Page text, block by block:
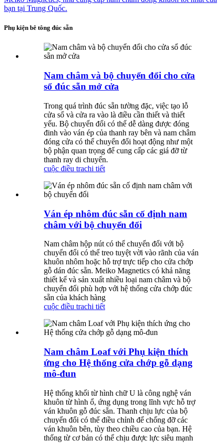
Phụ kiện bê tông đúc sẵn
Nam châm và bộ chuyển đổi cho cửa
sổ đúc sẵn mở cửa
Trong quá trình đúc sẵn tường đặc, việc tạo lỗ
cửa sổ và cửa ra vào là điều cần thiết và thiết
yếu. Bộ chuyển đổi có thể dễ dàng được đóng
đinh vào ván ép của thanh ray bên và nam châm
đóng cửa có thể chuyển đổi hoạt động như một
bộ phận quan trọng để cung cấp các giá đỡ từ
thanh ray di chuyển.
cuộc điều trachi tiết
Ván ép nhôm đúc sẵn cố định nam
châm với bộ chuyển đổi
Nam châm hộp nút có thể chuyển đổi với bộ
chuyển đổi có thể treo tuyệt vời vào rãnh của ván
khuôn nhôm hoặc hỗ trợ trực tiếp cho cửa chớp
gỗ dán đúc sẵn. Meiko Magnetics có khả năng
thiết kế và sản xuất nhiều loại nam châm và bộ
chuyển đổi phù hợp với hệ thống cửa chớp đúc
sẵn của khách hàng
cuộc điều trachi tiết
Nam châm Loaf với Phụ kiện thích
ứng cho Hệ thống cửa chớp gỗ dạng
mô-đun
Hệ thống khối từ hình chữ U là công nghệ ván
khuôn từ hình ổ, ứng dụng trong lĩnh vực hỗ trợ
ván khuôn gỗ đúc sẵn. Thanh chịu lực của bộ
chuyển đổi có thể điều chỉnh để chống đỡ các
ván khuôn bên, tùy theo chiều cao của bạn. Hệ
thống từ cơ bản có thể chịu được lực siêu mạnh